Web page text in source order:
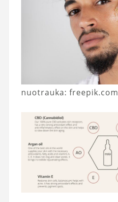
nuotrauka: freepik.com